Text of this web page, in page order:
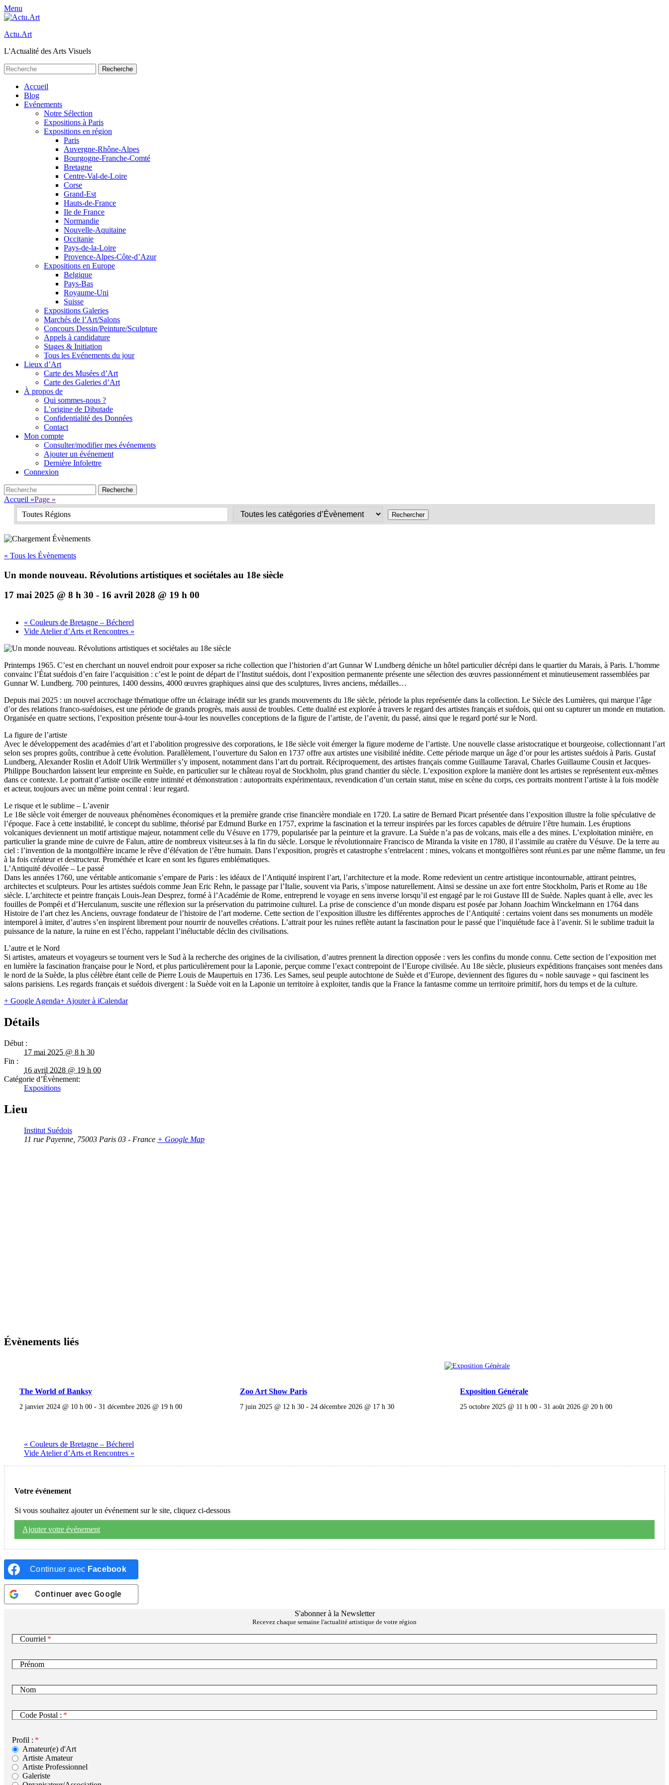
Menu
Actu.Art
L'Actualité des Arts Visuels
Recherche
pour:
Premier
menu
Aller
contenu
Accueil
Blog
Evénements
Notre Sélection
Expositions à Paris
Expositions en région
Paris
Auvergne-Rhône-Alpes
Bourgogne-Franche-Comté
Bretagne
Centre-Val-de-Loire
Corse
Grand-Est
Hauts-de-France
Ile de France
Normandie
Nouvelle-Aquitaine
Occitanie
Pays-de-la-Loire
Provence-Alpes-Côte-d’Azur
Expositions en Europe
Belgique
Pays-Bas
Royaume-Uni
Suisse
Expositions Galeries
Marchés de l’Art/Salons
Concours Dessin/Peinture/Sculpture
Appels à candidature
Stages & Initiation
Tous les Evénements du jour
Lieux d’Art
Carte des Musées d’Art
Carte des Galeries d’Art
À propos de
Qui sommes-nous ?
L’origine de Dibutade
Confidentialité des Données
Contact
Mon compte
Consulter/modifier mes événements
Ajouter un événement
Dernière Infolettre
Connexion
Search
Recherche
pour:
Accueil »Page »
Toutes Régions
« Tous les Évènements
Un monde nouveau. Révolutions artistiques et sociétales au 18e siècle
17 mai 2025 @ 8 h 30 - 16 avril 2028 @ 19 h 00
« Couleurs de Bretagne – Bécherel
Vide Atelier d’Arts et Rencontres »
Printemps 1965. C’est en cherchant un nouvel endroit pour exposer sa riche collection que l’historien d’art Gunnar W Lundberg déniche un hôtel particulier décrépi dans le quartier du Marais, à Paris. L’homme
convainc l’État suédois d’en faire l’acquisition : c’est le point de départ de l’Institut suédois, dont l’exposition permanente présente une sélection des œuvres passionnément et minutieusement rassemblées par
Gunnar W. Lundberg. 700 peintures, 1400 dessins, 4000 œuvres graphiques ainsi que des sculptures, livres anciens, médailles…
Depuis mai 2025 : un nouvel accrochage thématique offre un éclairage inédit sur les grands mouvements du 18e siècle, période la plus représentée dans la collection. Le Siècle des Lumières, qui marque l’âge
d’or des relations franco-suédoises, est une période de grands progrès, mais aussi de troubles. Cette dualité est explorée à travers le regard des artistes français et suédois, qui ont su capturer un monde en mutation.
Organisée en quatre sections, l’exposition présente tour-à-tour les nouvelles conceptions de la figure de l’artiste, de l’avenir, du passé, ainsi que le regard porté sur le Nord.
La figure de l’artiste
Avec le développement des académies d’art et l’abolition progressive des corporations, le 18e siècle voit émerger la figure moderne de l’artiste. Une nouvelle classe aristocratique et bourgeoise, collectionnant l’art
selon ses propres goûts, contribue à cette évolution. Parallèlement, l’ouverture du Salon en 1737 offre aux artistes une visibilité inédite. Cette période marque un âge d’or pour les artistes suédois à Paris. Gustaf
Lundberg, Alexander Roslin et Adolf Ulrik Wertmüller s’y imposent, notamment dans l’art du portrait. Réciproquement, des artistes français comme Guillaume Taraval, Charles Guillaume Cousin et Jacques-
Philippe Bouchardon laissent leur empreinte en Suède, en particulier sur le château royal de Stockholm, plus grand chantier du siècle. L’exposition explore la manière dont les artistes se représentent eux-mêmes
dans ce contexte. Le portrait d’artiste oscille entre intimité et démonstration : autoportraits expérimentaux, revendication d’un certain statut, mise en scène du corps, ces portraits montrent l’artiste à la fois modèle
et acteur, toujours avec un même point central : leur regard.
Le risque et le sublime – L’avenir
Le 18e siècle voit émerger de nouveaux phénomènes économiques et la première grande crise financière mondiale en 1720. La satire de Bernard Picart présentée dans l’exposition illustre la folie spéculative de
l’époque. Face à cette instabilité, le concept du sublime, théorisé par Edmund Burke en 1757, exprime la fascination et la terreur inspirées par les forces capables de détruire l’être humain. Les éruptions
volcaniques deviennent un motif artistique majeur, notamment celle du Vésuve en 1779, popularisée par la peinture et la gravure. La Suède n’a pas de volcans, mais elle a des mines. L’exploitation minière, en
particulier la grande mine de cuivre de Falun, attire de nombreux visiteur.ses à la fin du siècle. Lorsque le révolutionnaire Francisco de Miranda la visite en 1780, il l’assimile au cratère du Vésuve. De la terre au
ciel : l’invention de la montgolfière incarne le rêve d’élévation de l’être humain. Dans l’exposition, progrès et catastrophe s’entrelacent : mines, volcans et montgolfières sont réuni.es par une même flamme, un feu
à la fois créateur et destructeur. Prométhée et Icare en sont les figures emblématiques.
L’Antiquité dévoilée – Le passé
Dans les années 1760, une véritable anticomanie s’empare de Paris : les idéaux de l’Antiquité inspirent l’art, l’architecture et la mode. Rome redevient un centre artistique incontournable, attirant peintres,
architectes et sculpteurs. Pour les artistes suédois comme Jean Eric Rehn, le passage par l’Italie, souvent via Paris, s’impose naturellement. Ainsi se dessine un axe fort entre Stockholm, Paris et Rome au 18e
siècle. L’architecte et peintre français Louis-Jean Desprez, formé à l’Académie de Rome, entreprend le voyage en sens inverse lorsqu’il est engagé par le roi Gustave III de Suède. Naples quant à elle, avec les
fouilles de Pompéi et d’Herculanum, suscite une réflexion sur la préservation du patrimoine culturel. La prise de conscience d’un monde disparu est posée par Johann Joachim Winckelmann en 1764 dans
Histoire de l’art chez les Anciens, ouvrage fondateur de l’histoire de l’art moderne. Cette section de l’exposition illustre les différentes approches de l’Antiquité : certains voient dans ses monuments un modèle
intemporel à imiter, d’autres s’en inspirent librement pour nourrir de nouvelles créations. L’attrait pour les ruines reflète autant la fascination pour le passé que l’inquiétude face à l’avenir. Si le sublime traduit la
puissance de la nature, la ruine en est l’écho, rappelant l’inéluctable déclin des civilisations.
L’autre et le Nord
Si artistes, amateurs et voyageurs se tournent vers le Sud à la recherche des origines de la civilisation, d’autres prennent la direction opposée : vers les confins du monde connu. Cette section de l’exposition met
en lumière la fascination française pour le Nord, et plus particulièrement pour la Laponie, perçue comme l’exact contrepoint de l’Europe civilisée. Au 18e siècle, plusieurs expéditions françaises sont menées dans
le nord de la Suède, la plus célèbre étant celle de Pierre Louis de Maupertuis en 1736. Les Sames, seul peuple autochtone de Suède et d’Europe, deviennent des figures du « noble sauvage » qui fascinent les
salons parisiens. Les regards français et suédois divergent : la Suède voit en la Laponie un territoire à exploiter, tandis que la France la fantasme comme un territoire primitif, hors du temps et de la culture.
+ Google Agenda+ Ajouter à iCalendar
Détails
Début :
17 mai 2025 @ 8 h 30
Fin :
16 avril 2028 @ 19 h 00
Catégorie d’Évènement:
Expositions
Lieu
Institut Suédois
11 rue Payenne 75003 Paris 03 - France + Google Map
Évènements liés
The World of Banksy
2 janvier 2024 @ 10 h 00 -31 décembre 2026 @ 19 h 00
Zoo Art Show Paris
7 juin 2025 @ 12 h 30- 24 décembre 2026 @ 17 h 30
Exposition Générale
25 octobre 2025 @ 11 h 00 -31 août 2026 @ 20 h 00
« Couleurs de Bretagne – Bécherel
Vide Atelier d’Arts et Rencontres »
Votre événement
Si vous souhaitez ajouter un événement sur le site, cliquez ci-dessous
Ajouter votre événement
Continuer avec Facebook
Continuer avec Google
S'abonner à la Newsletter
Recevez chaque semaine l'actualité artistique de votre région
Courriel
Prénom
Nom
Code Postal :
Profil :
Amateur(e) d'Art
Artiste Amateur
Artiste Professionnel
Galeriste